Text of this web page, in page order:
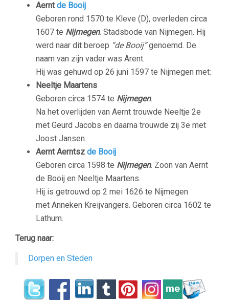
Aerntde Booij
Geboren rond 1570 te Kleve (D), overleden circa
1607 te Nijmegen. Stadsbode van Nijmegen. Hij
werd naar dit beroep “de Booij”genoemd. De
naam van zijn vader was Arent.
Hij was gehuwd op 26 juni 1597 te Nijmegen met:
Neeltje Maartens
Geboren circa 1574 te Nijmegen.
Na het overlijden van Aernt trouwde Neeltje 2e
met Geurd Jacobs en daarna trouwde zij 3e met
Joost Jansen.
Aernt Aerntsz de Booij
Geboren circa 1598 te Nijmegen. Zoon van Aernt
de Booij en Neeltje Maartens.
Hij is getrouwd op 2 mei 1626 te Nijmegen
met Anneken Kreijvangers. Geboren circa 1602 te
Lathum.
Terug naar:
Dorpen en Steden